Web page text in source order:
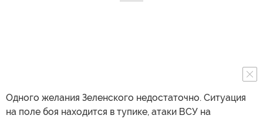
Одного желания Зеленского недостаточно. Ситуация
на поле боя находится в тупике, атаки ВСУ на